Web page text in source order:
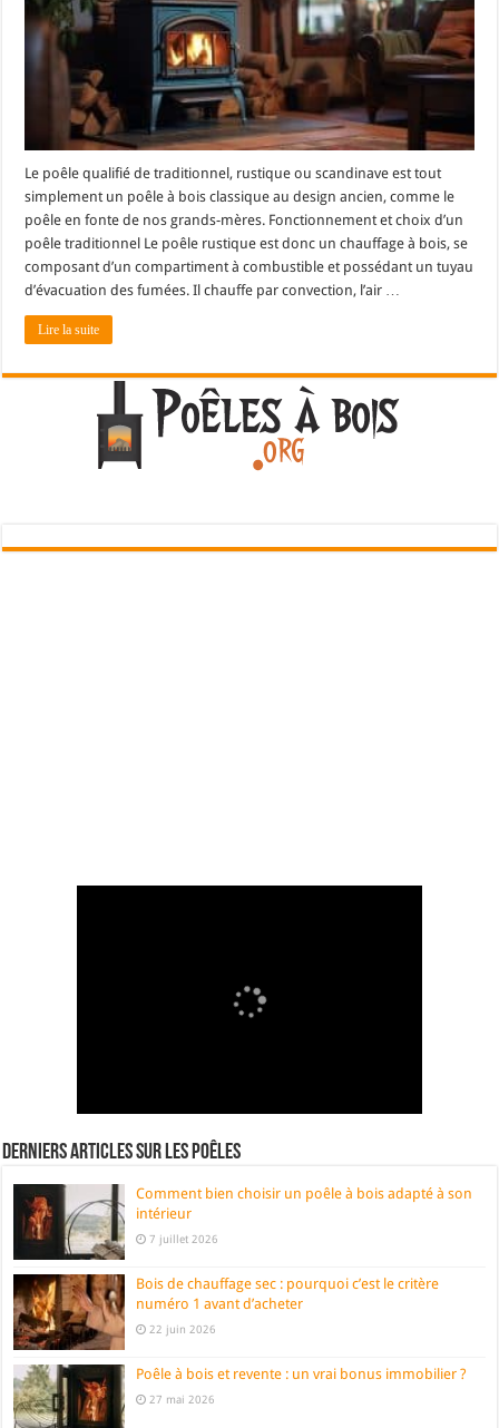
Le poêle qualifié de traditionnel, rustique ou scandinave est tout
simplement un poêle à bois classique au design ancien, comme le
poêle en fonte de nos grands-mères. Fonctionnement et choix d’un
poêle traditionnel Le poêle rustique est donc un chauffage à bois, se
composant d’un compartiment à combustible et possédant un tuyau
d’évacuation des fumées. Il chauffe par convection, l’air …
Lire la suite
Derniers articles sur les poêles
Comment bien choisir un poêle à bois adapté à son
intérieur
7 juillet 2026
Bois de chauffage sec : pourquoi c’est le critère
numéro 1 avant d’acheter
22 juin 2026
Poêle à bois et revente : un vrai bonus immobilier ?
27 mai 2026